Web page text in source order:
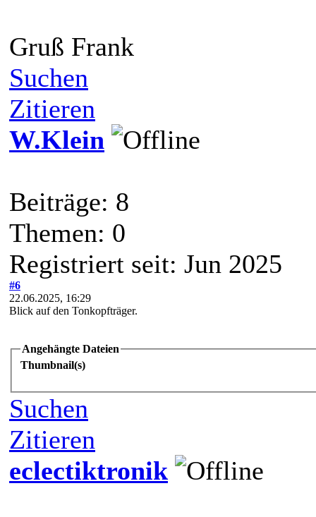
Gruß Frank
Suchen
Zitieren
W.Klein
Beiträge: 8
Themen: 0
Registriert seit: Jun 2025
#6
22.06.2025, 16:29
Blick auf den Tonkopfträger.
Angehängte Dateien
Thumbnail(s)
Suchen
Zitieren
eclectiktronik